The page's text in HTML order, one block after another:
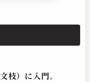
枝）に入門。